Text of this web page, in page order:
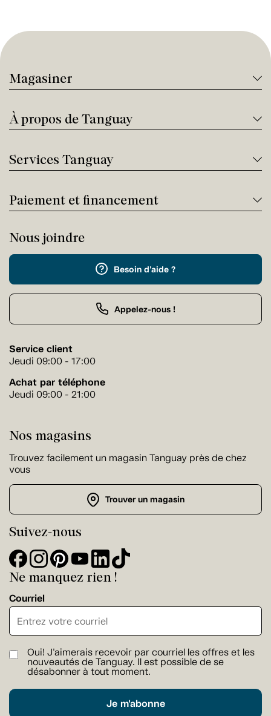
Magasiner
À propos de Tanguay
Services Tanguay
Paiement et financement
Nous joindre
Besoin d'aide ?
Appelez-nous !
Service client
Jeudi 09:00 - 17:00
Achat par téléphone
Jeudi 09:00 - 21:00
Nos magasins
Trouvez facilement un magasin Tanguay près de chez
vous
Trouver un magasin
Suivez-nous
Ne manquez rien !
Courriel
Oui! J'aimerais recevoir par courriel les offres et les
nouveautés de Tanguay. Il est possible de se
désabonner à tout moment.
Je m'abonne